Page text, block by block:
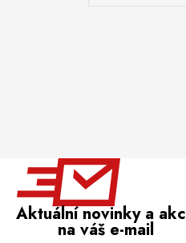
Aktuální novinky a
na váš e-mail